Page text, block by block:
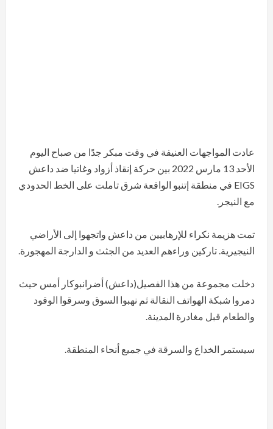
عادت المواجهات العنيفة في وقت مبكر جدًا من صباح اليوم
الأحد 13 مارس 2022 بين حركة إنقاذ أزواد وغاتيا ضد داعش
EIGS في منطقة إتنبو الواقعة شرق تاملت على الخط الحدودي
مع النيجر.
تمت هزيمة نكراء للإرهابيين من داعش واتجهوا إلى الأراضي
النيجيرية. تاركين وراءهم العديد من الجثث و الدارجة المهجورة.
دخلت مجموعة من هذا الفصيل(داعش) أضرانبوكار أمس حيث
دمروا شبكة الهواتف النقالة ثم نهبوا السوق وسرقوا الوقود
والطعام قبل مغادرة المدينة.
سيستمر الخداع والسرقة في جميع أنحاء المنطقة.